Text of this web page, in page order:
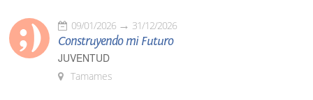
09/01/2026 31/12/2026
Construyendo mi Futuro
JUVENTUD
Tamames